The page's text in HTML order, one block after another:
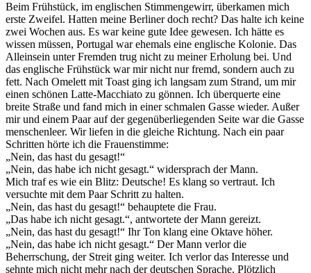
Beim Frühstück, im englischen Stimmengewirr, überkamen mich
erste Zweifel. Hatten meine Berliner doch recht? Das halte ich keine
zwei Wochen aus. Es war keine gute Idee gewesen. Ich hätte es
wissen müssen, Portugal war ehemals eine englische Kolonie. Das
Alleinsein unter Fremden trug nicht zu meiner Erholung bei. Und
das englische Frühstück war mir nicht nur fremd, sondern auch zu
fett. Nach Omelett mit Toast ging ich langsam zum Strand, um mir
einen schönen Latte-Macchiato zu gönnen. Ich überquerte eine
breite Straße und fand mich in einer schmalen Gasse wieder. Außer
mir und einem Paar auf der gegenüberliegenden Seite war die Gasse
menschenleer. Wir liefen in die gleiche Richtung. Nach ein paar
Schritten hörte ich die Frauenstimme:
„Nein, das hast du gesagt!“
„Nein, das habe ich nicht gesagt.“ widersprach der Mann.
Mich traf es wie ein Blitz: Deutsche! Es klang so vertraut. Ich
versuchte mit dem Paar Schritt zu halten.
„Nein, das hast du gesagt!“ behauptete die Frau.
„Das habe ich nicht gesagt.“, antwortete der Mann gereizt.
„Nein, das hast du gesagt!“ Ihr Ton klang eine Oktave höher.
„Nein, das habe ich nicht gesagt.“ Der Mann verlor die
Beherrschung, der Streit ging weiter. Ich verlor das Interesse und
sehnte mich nicht mehr nach der deutschen Sprache. Plötzlich